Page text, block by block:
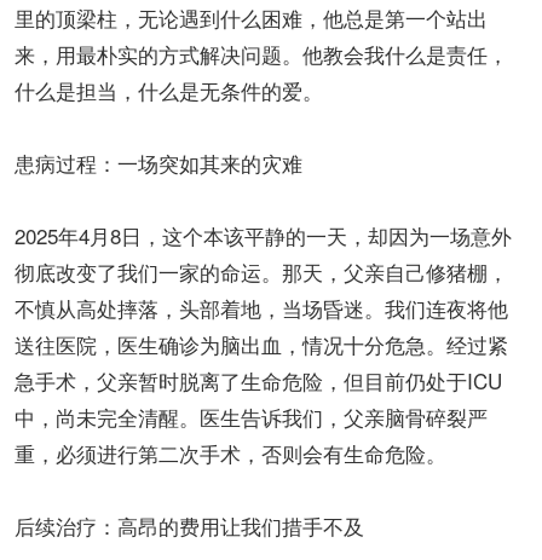
里的顶梁柱，无论遇到什么困难，他总是第一个站出
来，用最朴实的方式解决问题。他教会我什么是责任，
什么是担当，什么是无条件的爱。
患病过程：一场突如其来的灾难
2025年4月8日，这个本该平静的一天，却因为一场意外
彻底改变了我们一家的命运。那天，父亲自己修猪棚，
不慎从高处摔落，头部着地，当场昏迷。我们连夜将他
送往医院，医生确诊为脑出血，情况十分危急。经过紧
急手术，父亲暂时脱离了生命危险，但目前仍处于ICU
中，尚未完全清醒。医生告诉我们，父亲脑骨碎裂严
重，必须进行第二次手术，否则会有生命危险。
后续治疗：高昂的费用让我们措手不及